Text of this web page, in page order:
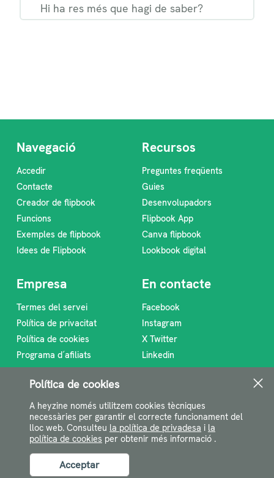
Hi ha res més que hagi de saber?
Navegació
Accedir
Contacte
Creador de flipbook
Funcions
Exemples de flipbook
Idees de Flipbook
Recursos
Preguntes freqüents
Guies
Desenvolupadors
Flipbook App
Canva flipbook
Lookbook digital
Empresa
Termes del servei
Política de privacitat
Política de cookies
Programa d´afiliats
Sobre nosaltres
En contacte
Facebook
Instagram
X Twitter
Linkedin
RSS Feed
©2026 Heyzine.com. Tots els drets reservats.
Política de cookies
A heyzine només utilitzem cookies tècniques
necessàries per garantir el correcte funcionament del
lloc web. Consulteu la política de privadesa i la
política de cookies per obtenir més informació .
Acceptar